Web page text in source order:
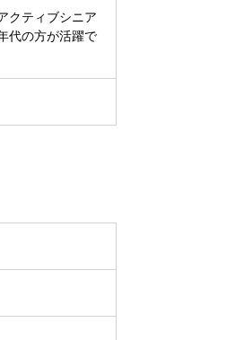
クティブシニア
の方が活躍で